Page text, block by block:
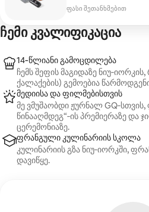
ფასი შეთანხმებით
ჩემი კვალიფიკაცია
14‑წლიანი გამოცდილება
ჩემს შეფის მაგიდაზე
ქალაქების) გემოებია
მედიისა და ფილმებისთვის
მე ვმუშაობდი ჟურნალ GQ‑სთვის,
წინააღმდეგ“‑ის პრემიერაზე და
ცერემონიაზე.
ფრანგული კულინარიის სკოლა
კულინარიის გზა ნიუ‑იორკში,
დავიწყე.